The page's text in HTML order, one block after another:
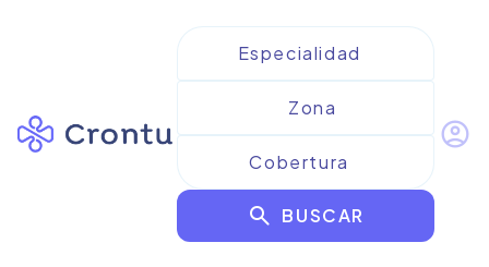
search BUSCAR
account_circle
Resultados para
Oftalmología Infantil